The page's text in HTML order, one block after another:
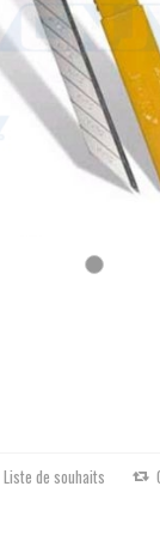
Liste de souhaits